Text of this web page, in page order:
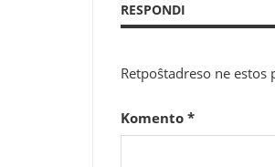
RESPONDI
Retpoŝtadreso ne estos
Komento *